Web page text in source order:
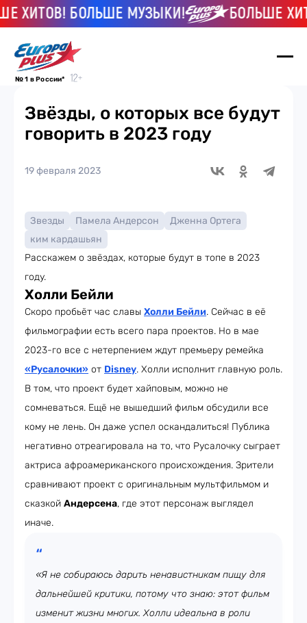
БОЛЬШЕ МУЗЫКИ! БОЛЬШЕ
№ 1 в России*
Звёзды, о которых все будут
говорить в 2023 году
19 февраля 2023
Звезды Памела Андерсон
Дженна Ортега
ким кардашьян
Расскажем о звёздах, которые будут в топе в 2023
году.
Холли Бейли
Скоро пробьёт час славы Холли Бейли. Сейчас в её
фильмографии есть всего пара проектов. Но в мае
2023-го все с нетерпением ждут премьеру ремейка
«Русалочки» от Disney. Холли исполнит главную роль.
В том, что проект будет хайповым, можно не
сомневаться. Ещё не вышедший фильм обсудили все
кому не лень. Он даже успел оскандалиться! Публика
негативно отреагировала на то, что Русалочку сыграет
актриса афроамериканского происхождения. Зрители
сравнивают проект с оригинальным мультфильмом и
сказкой Андерсена, где этот персонаж выглядел
иначе.
«Я не собираюсь дарить ненавистникам пищу для
дальнейшей критики, потому что знаю: этот фильм
изменит жизни многих. Холли идеальна в роли